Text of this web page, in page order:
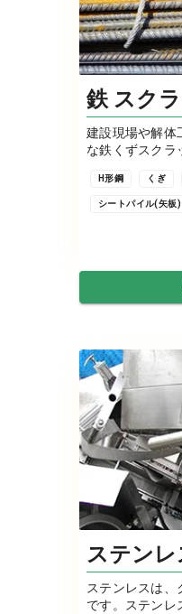
鉄 スク
建設現場や解体
な鉄くずスクラ
H形鋼 くぎ
シートパイル(矢板)
ステン
ステンレスは、
です。ステンレ